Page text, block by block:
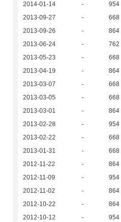
2014-01-14
- 954
2013-09-27
- 668
2013-09-26
- 864
2013-06-24
- 762
2013-05-23
- 668
2013-04-19
- 864
2013-03-07
- 668
2013-03-05
- 668
2013-03-01
- 864
2013-02-28
- 954
2013-02-22
- 668
2013-01-31
- 668
2012-11-22
- 864
2012-11-09
- 954
2012-11-02
- 864
2012-10-22
- 864
2012-10-12
- 954